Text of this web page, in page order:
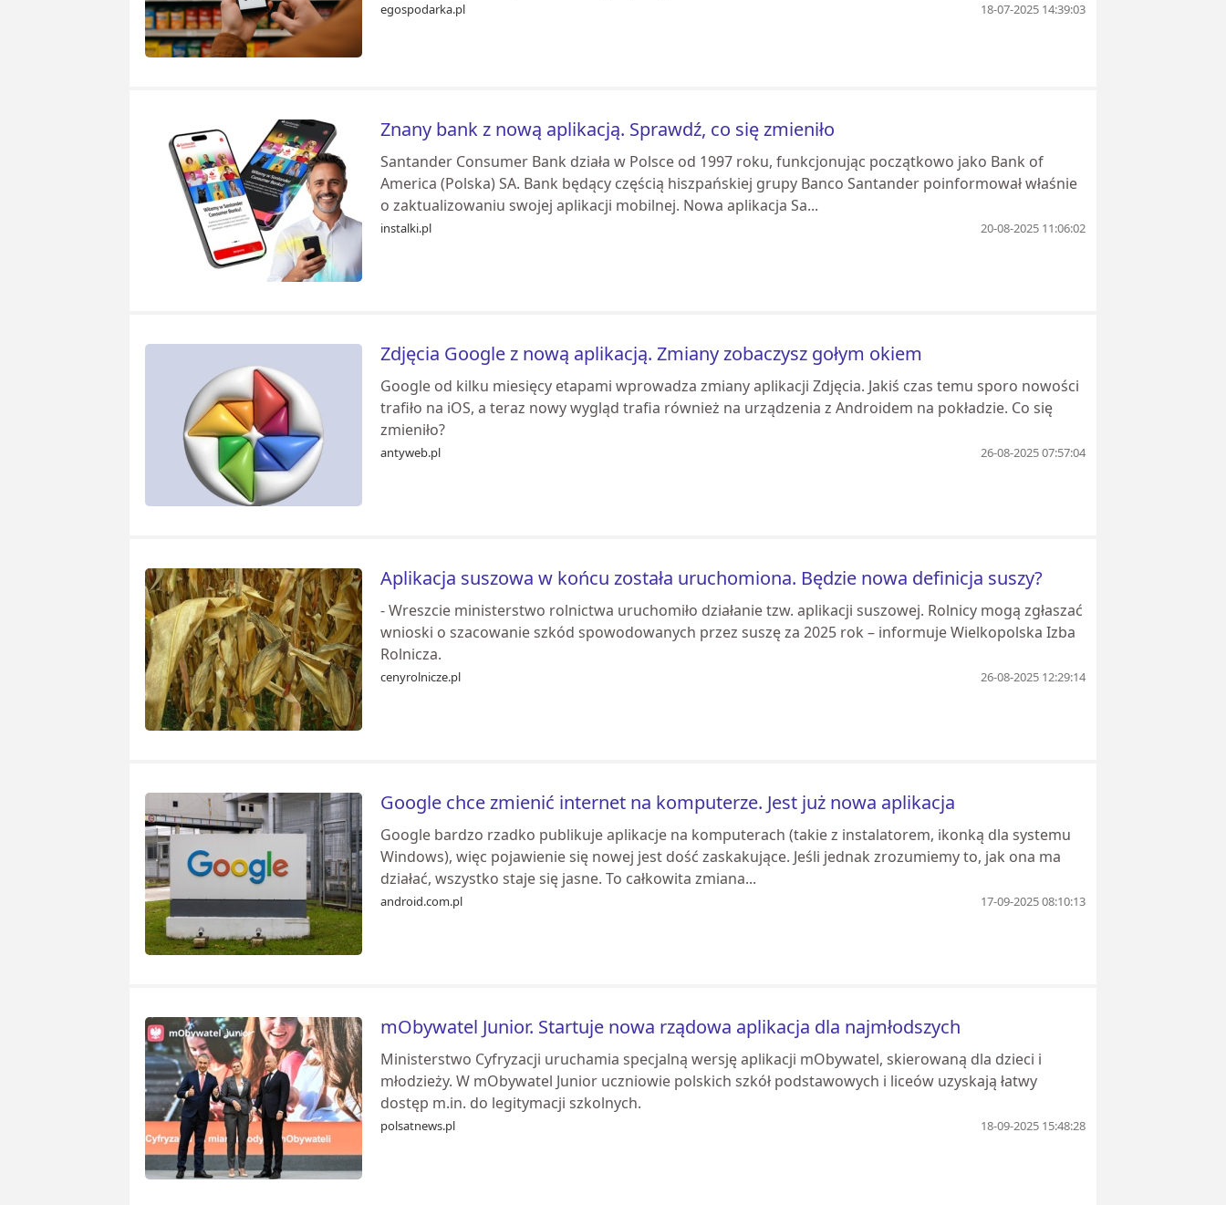
egospodarka.pl 18-07-2025 14:39:03
Znany bank z nową aplikacją. Sprawdź, co się zmieniło
Santander Consumer Bank działa w Polsce od 1997 roku, funkcjonując początkowo jako Bank of
America (Polska) SA. Bank będący częścią hiszpańskiej grupy Banco Santander poinformował właśnie
o zaktualizowaniu swojej aplikacji mobilnej. Nowa aplikacja Sa...
instalki.pl 20-08-2025 11:06:02
Zdjęcia Google z nową aplikacją. Zmiany zobaczysz gołym okiem
Google od kilku miesięcy etapami wprowadza zmiany aplikacji Zdjęcia. Jakiś czas temu sporo nowości
trafiło na iOS, a teraz nowy wygląd trafia również na urządzenia z Androidem na pokładzie. Co się
zmieniło?
antyweb.pl 26-08-2025 07:57:04
Aplikacja suszowa w końcu została uruchomiona. Będzie nowa definicja suszy?
- Wreszcie ministerstwo rolnictwa uruchomiło działanie tzw. aplikacji suszowej. Rolnicy mogą zgłaszać
wnioski o szacowanie szkód spowodowanych przez suszę za 2025 rok – informuje Wielkopolska Izba
Rolnicza.
cenyrolnicze.pl 26-08-2025 12:29:14
Google chce zmienić internet na komputerze. Jest już nowa aplikacja
Google bardzo rzadko publikuje aplikacje na komputerach (takie z instalatorem, ikonką dla systemu
Windows), więc pojawienie się nowej jest dość zaskakujące. Jeśli jednak zrozumiemy to, jak ona ma
działać, wszystko staje się jasne. To całkowita zmiana...
android.com.pl 17-09-2025 08:10:13
mObywatel Junior. Startuje nowa rządowa aplikacja dla najmłodszych
Ministerstwo Cyfryzacji uruchamia specjalną wersję aplikacji mObywatel, skierowaną dla dzieci i
młodzieży. W mObywatel Junior uczniowie polskich szkół podstawowych i liceów uzyskają łatwy
dostęp m.in. do legitymacji szkolnych.
polsatnews.pl 18-09-2025 15:48:28